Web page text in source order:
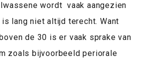
wordt vaak aangezien
is lang niet altijd terecht. Want
de 30 is er vaak sprake van
zoals bijvoorbeeld periorale